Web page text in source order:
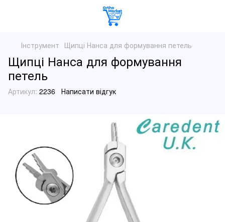
Інструмент Щипці Нанса для формування петель
Щипці Нанса для формування
петель
Артикул: 2236 Написати відгук